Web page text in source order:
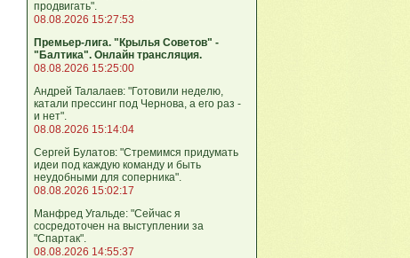
продвигать".
08.08.2026 15:27:53
Премьер-лига. "Крылья Советов" -
"Балтика". Онлайн трансляция.
08.08.2026 15:25:00
Андрей Талалаев: "Готовили неделю,
катали прессинг под Чернова, а его раз -
и нет".
08.08.2026 15:14:04
Сергей Булатов: "Стремимся придумать
идеи под каждую команду и быть
неудобными для соперника".
08.08.2026 15:02:17
Манфред Угальде: "Сейчас я
сосредоточен на выступлении за
"Спартак".
08.08.2026 14:55:37